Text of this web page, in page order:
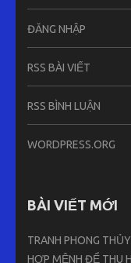
ĐĂNG NHẬP
RSS BÀI VIẾT
RSS BÌNH LUẬN
WORDPRESS.ORG
BÀI VIẾT MỚI
TRANH PHONG
HỢP MỆNH ĐỂ THU